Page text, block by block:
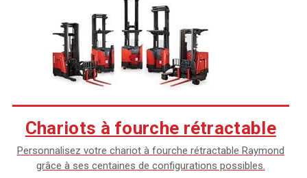
Chariots à fourche rétractable
Personnalisez votre chariot à fourche rétractable Raymond
grâce à ses centaines de configurations possibles.